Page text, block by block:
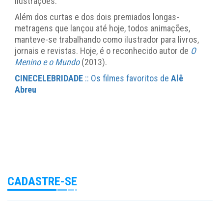
Além dos curtas e dos dois premiados longas-
metragens que lançou até hoje, todos animações,
manteve-se trabalhando como ilustrador para livros,
jornais e revistas. Hoje, é o reconhecido autor de O
Menino e o Mundo(2013).
CINECELEBRIDADE :: Os filmes favoritos de Alê
Abreu
CADASTRE-SE